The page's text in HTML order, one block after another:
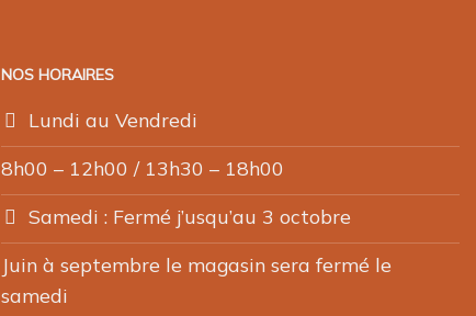
NOS HORAIRES
Lundi au Vendredi
8h00 – 12h00 / 13h30 – 18h00
Samedi : Fermé j’usqu’au 3 octobre
Juin à septembre le magasin sera fermé le
samedi